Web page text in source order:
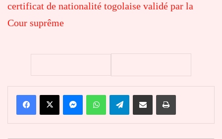
certificat de nationalité togolaise validé par la
Cour suprême
FacebookX MessengerWhatsAppTelegramPartager par email Imprimer